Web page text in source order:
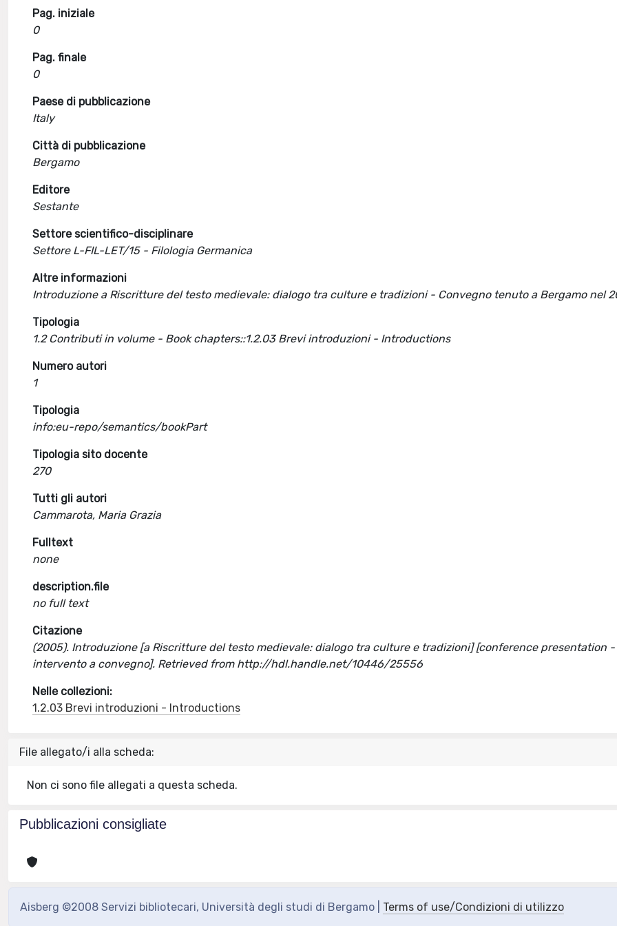
Pag. iniziale
0
Pag. finale
0
Paese di pubblicazione
Italy
Città di pubblicazione
Bergamo
Editore
Sestante
Settore scientifico-disciplinare
Settore L-FIL-LET/15 - Filologia Germanica
Altre informazioni
Introduzione a Riscritture del testo medievale: dialogo tra culture e tradizioni - Convegno tenuto a Bergamo nel
Tipologia
1.2 Contributi in volume - Book chapters::1.2.03 Brevi introduzioni - Introductions
Numero autori
1
Tipologia
info:eu-repo/semantics/bookPart
Tipologia sito docente
270
Tutti gli autori
Cammarota, Maria Grazia
Fulltext
none
description.file
no full text
Citazione
(2005). Introduzione [a Riscritture del testo medievale: dialogo tra culture e tradizioni] [conference presentation -
intervento a convegno]. Retrieved from http://hdl.handle.net/10446/25556
Nelle collezioni:
1.2.03 Brevi introduzioni - Introductions
File allegato/i alla scheda:
Non ci sono file allegati a questa scheda.
Pubblicazioni consigliate
Aisberg ©2008 Servizi bibliotecari, Università degli studi di Bergamo | Terms of use/Condizioni di utilizzo